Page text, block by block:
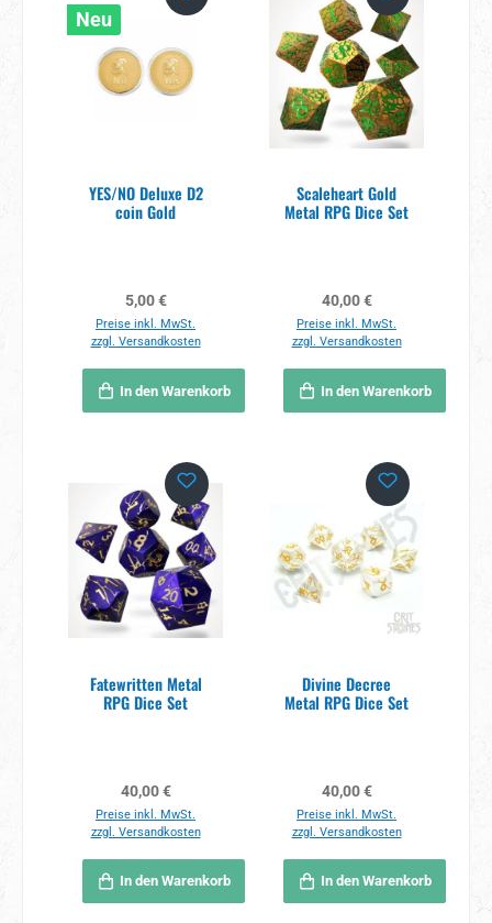
Neu
YES/NO Deluxe D2
coin Gold
Regulärer Preis:
5,00 €
Preise inkl. MwSt.
zzgl. Versandkosten
In den Warenkorb
Scaleheart Gold
Metal RPG Dice Set
Regulärer Preis:
40,00 €
Preise inkl. MwSt.
zzgl. Versandkosten
In den Warenkorb
Fatewritten Metal
RPG Dice Set
Regulärer Preis:
40,00 €
Preise inkl. MwSt.
zzgl. Versandkosten
In den Warenkorb
Divine Decree
Metal RPG Dice Set
Regulärer Preis:
40,00 €
Preise inkl. MwSt.
zzgl. Versandkosten
In den Warenkorb